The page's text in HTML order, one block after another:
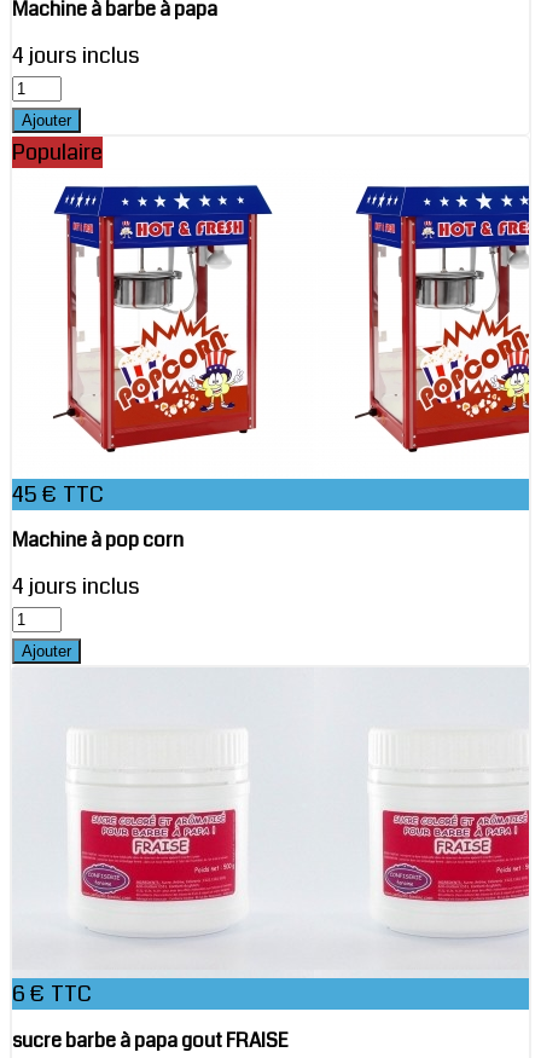
Machine à barbe à papa
4 jours inclus
Populaire
45 € TTC
Machine à pop corn
4 jours inclus
6 € TTC
sucre barbe à papa gout FRAISE